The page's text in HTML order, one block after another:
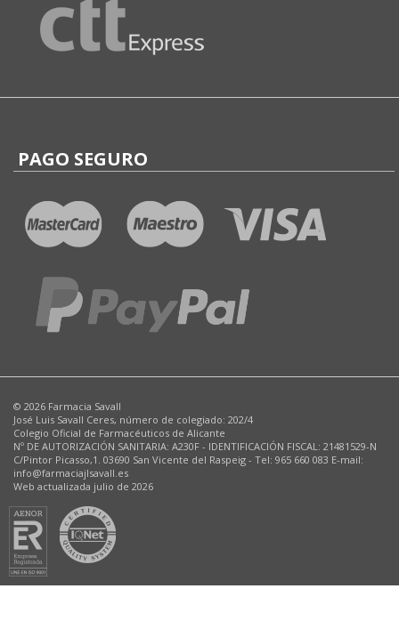
PAGO SEGURO
© 2026 Farmacia Savall
José Luis Savall Ceres, número de colegiado: 202/4
Colegio Oficial de Farmacéuticos de Alicante
Nº DE AUTORIZACIÓN SANITARIA: A230F - IDENTIFICACIÓN FISCAL: 21481529-N
C/Pintor Picasso,1. 03690 San Vicente del Raspeig - Tel: 965 660 083 E-mail:
info@farmaciajlsavall.es
Web actualizada julio de 2026